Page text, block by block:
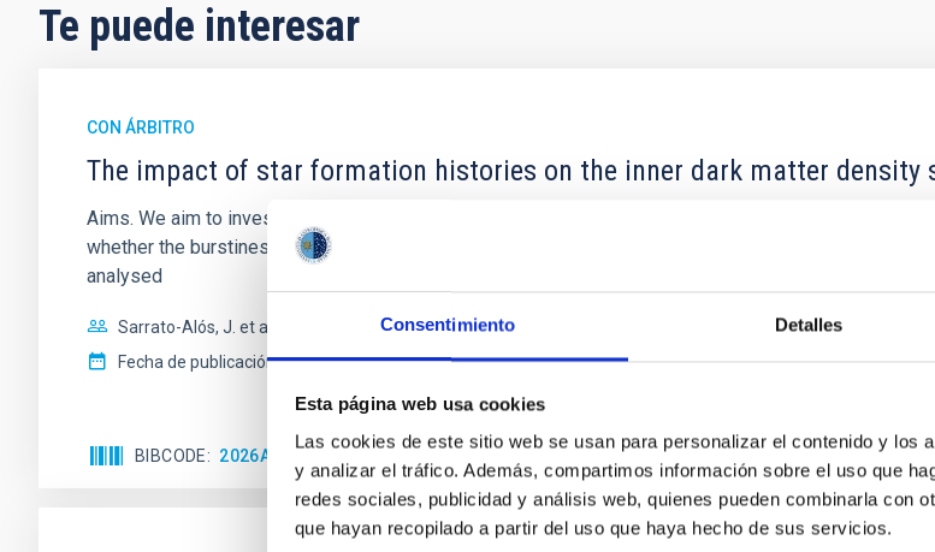
Consentimiento Detalles
Esta página web usa cookies
Las cookies de este sitio web se usan para personalizar el contenido y los
y analizar el tráfico. Además, compartimos información sobre el uso que
redes sociales, publicidad y análisis web, quienes pueden combinarla con
que hayan recopilado a partir del uso que haya hecho de sus servicios.
Te puede interesar
CON ÁRBITRO
The impact of star formation histories on the inner dark matter density
Aims. We aim to investigate the connection between star formation histories (SFHs) and the inner
whether the burstiness and temporal distribution of star formation influence the formation of cored
analysed
Sarrato-Alós, J. et al.
Fecha de publicación: 6 2026
BIBCODE 2026A&A...710A..95S NÚMERO DE CITAS 1